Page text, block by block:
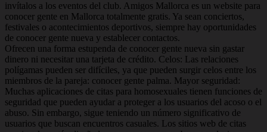
invítalos a los eventos del club. Amigos Mallorca es un website para
conocer gente en Mallorca totalmente gratis. Ya sean conciertos,
festivales o acontecimientos deportivos, siempre hay oportunidades
de conocer gente nueva y establecer contactos.
Ofrecen una forma estupenda de conocer gente nueva sin gastar
dinero ni necesitar una tarjeta de crédito. Celos: Las relaciones
polígamas pueden ser difíciles, ya que pueden surgir celos entre los
miembros de la pareja: conocer gente palma. Mayor seguridad:
Muchas aplicaciones de citas para homosexuales tienen funciones de
seguridad que pueden ayudar a proteger a los usuarios del acoso o el
abuso. Sin embargo, sigue teniendo un número significativo de
usuarios que buscan encuentros casuales. Los sitios web de citas